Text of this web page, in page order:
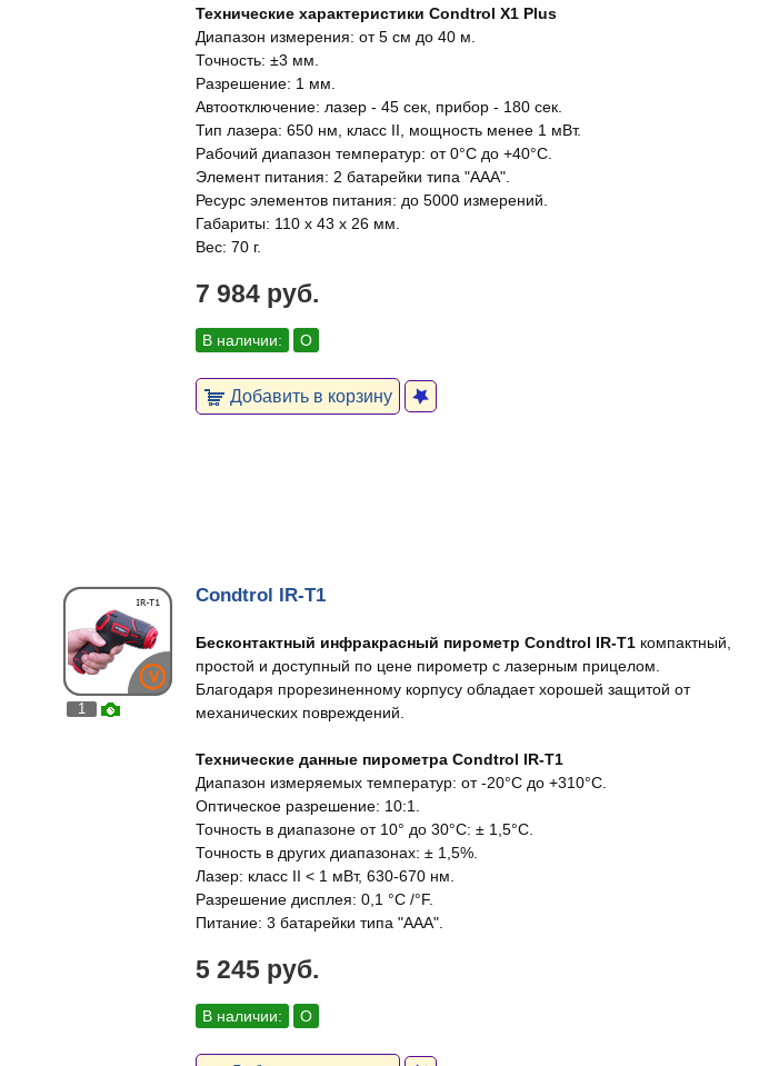
Технические характеристики Condtrol X1 Plus
Диапазон измерения: от 5 см до 40 м.
Точность: ±3 мм.
Разрешение: 1 мм.
Автоотключение: лазер - 45 сек, прибор - 180 сек.
Тип лазера: 650 нм, класс II, мощность менее 1 мВт.
Рабочий диапазон температур: от 0°С до +40°С.
Элемент питания: 2 батарейки типа "ААА".
Ресурс элементов питания: до 5000 измерений.
Габариты: 110 x 43 x 26 мм.
Вес: 70 г.
7 984 руб.
В наличии: О
Добавить в корзину
1
Condtrol IR-T1
Бесконтактный инфракрасный пирометр Condtrol IR-T1компактный,
простой и доступный по цене пирометр с лазерным прицелом.
Благодаря прорезиненному корпусу обладает хорошей защитой от
механических повреждений.
Технические данные пирометра Condtrol IR-T1
Диапазон измеряемых температур: от -20°С до +310°С.
Оптическое разрешение: 10:1.
Точность в диапазоне от 10° до 30°С: ± 1,5°С.
Точность в других диапазонах: ± 1,5%.
Лазер: класс II < 1 мВт, 630-670 нм.
Разрешение дисплея: 0,1 °С /°F.
Питание: 3 батарейки типа "ААА".
5 245 руб.
В наличии: О